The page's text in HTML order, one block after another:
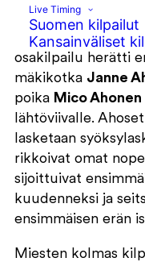
Live Timing
Suomen kilpailut
Kansainväliset
Sallassa laskettiin
osakilpailua
osakilpailu herätti
mäkikotka Janne
poika Mico Ahonen
lähtöviivalle.
lasketaan
rikkoivat omat
sijoittuivat
kuudenneksi ja
ensimmäisen erän
Miesten kolmas